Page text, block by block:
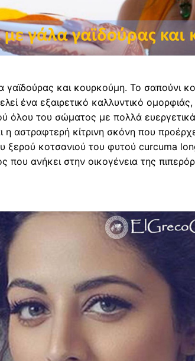
γαϊδούρας και κουρκούμη. Το σαπούνι
ένα εξαιρετικό καλλυντικό
όλου του σώματος με πολλά
η αστραφτερή κίτρινη σκόνη που
ξερού κοτσανιού του φυτού curcuma
που ανήκει στην οικογένεια της